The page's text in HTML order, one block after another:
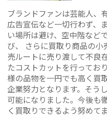
ブランドファンは芸能人、
広告宣伝など一切行わず、
い場所は避け、空中階など
び、 さらに買取り商品の
売ルートに売り渡して不良
たコストカットを行ってお
様の品物を一円でも高く買
企業努力となります。そう
可能になりました。今後も
く買取りできるよう努めて